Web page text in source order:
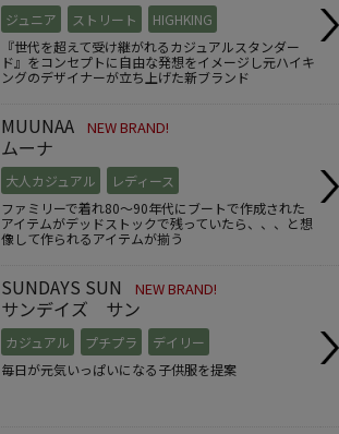
ジュニア ストリート
HIGHKING
『世代を超えて受け継がれるカジュアルスタンダー
ド』をコンセプトに自由な発想をイメージし元ハイキ
ングのデザイナーが立ち上げた新ブランド
MUUNAA NEW BRAND!
ムーナ
大人カジュアル
レディース
ファミリーで着れ80～90年代にブートで作成された
アイテムがデッドストックで残っていたら、、、と想
像して作られるアイテムが揃う
SUNDAYS SUN NEW BRAND!
サンデイズ サン
カジュアル プチプラ
デイリー
毎日が元気いっぱいになる子供服を提案